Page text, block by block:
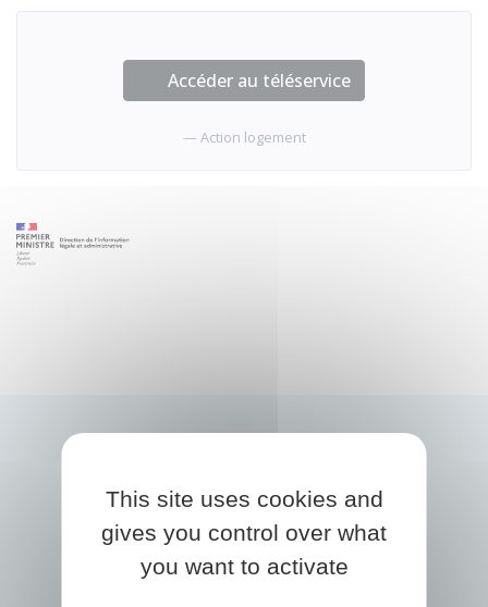
Accéder au téléservice
Action logement
This site uses cookies and
gives you control over what
you want to activate